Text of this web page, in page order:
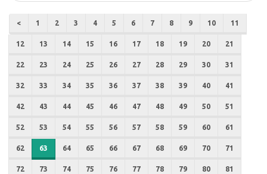
< 1 2 3 4 5 6 7 8 9 10 11
12 13 14 15 16 17 18 19 20 21
22 23 24 25 26 27 28 29 30 31
32 33 34 35 36 37 38 39 40 41
42 43 44 45 46 47 48 49 50 51
52 53 54 55 56 57 58 59 60 61
62 63 64 65 66 67 68 69 70 71
72 73 74 75 76 77 78 79 80 81